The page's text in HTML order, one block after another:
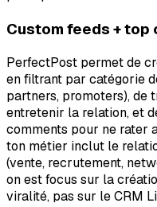
Custom feeds +
PerfectPost permet de
en filtrant par catégorie
partners, promoters), de
entretenir la relation, et
comments pour ne rater
ton métier inclut le
(vente, recrutement,
on est focus sur la
viralité, pas sur le CRM